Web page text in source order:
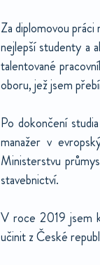
Za diplomovou
nejlepší studenty a
talentované
oboru, jež jsem
Po dokončení
manažer v
Ministerstvu
stavebnictví.
V roce 2019 jsem
učinit z České